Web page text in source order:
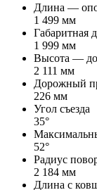
Длина —
1 499 мм
Габаритная
1 999 мм
Высота —
2 111 мм
Дорожный
226 мм
Угол съезда
35°
52°
Радиус
2 184 мм
Длина с